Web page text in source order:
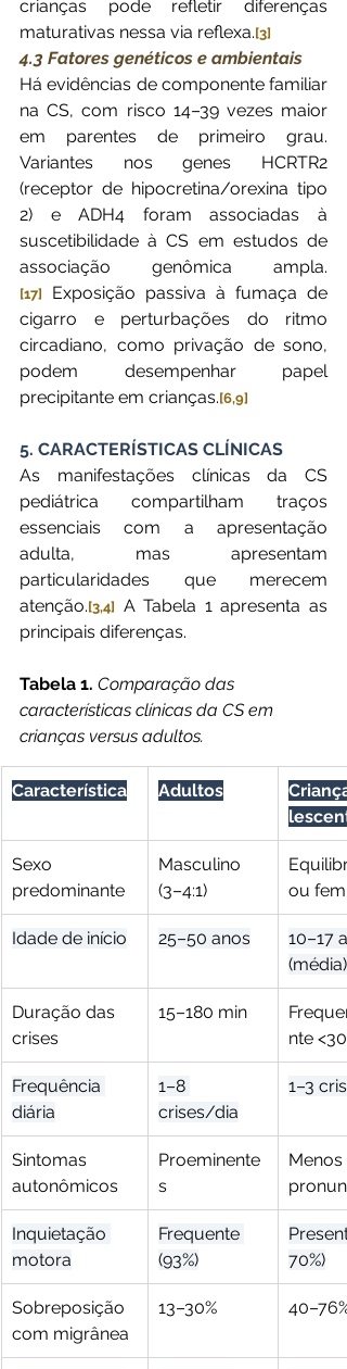
crianças pode refletir diferenças
maturativas nessa via reflexa.[3]
4.3 Fatores genéticos e ambientais
Há evidências de componente familiar
na CS, com risco 14–39 vezes maior
em parentes de primeiro grau.
Variantes nos genes HCRTR2
(receptor de hipocretina/orexina tipo
2) e ADH4 foram associadas à
suscetibilidade à CS em estudos de
associação genômica ampla.
[17]
Exposição passiva à fumaça de
cigarro e perturbações do ritmo
circadiano, como privação de sono,
podem desempenhar papel
precipitante em crianças.[6,9]
5. CARACTERÍSTICAS CLÍNICAS
As manifestações clínicas da CS
pediátrica compartilham traços
essenciais com a apresentação
adulta, mas apresentam
particularidades que merecem
atenção.[3,4] A Tabela 1 apresenta as
principais diferenças.
Tabela 1. Comparação das
características clínicas da CS em
crianças versus adultos.
Característica Adultos
Sexo
predominante
Masculino
(3–4:1)
ou
Idade de início 25–50 anos
10–17
(média)
Duração das
crises
15–180 min
nte <30
Frequência
diária
1–8
crises/dia
1–3
Sintomas
autonômicos
Proeminente
s
Menos
Inquietação
motora
Frequente
(93%)
70%)
Sobreposição
com migrânea
13–30% 40–76%